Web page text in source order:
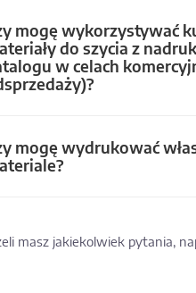
mogę wykorzystywać
do szycia z
w celach
mogę wydrukować
masz jakiekolwiek pytania,